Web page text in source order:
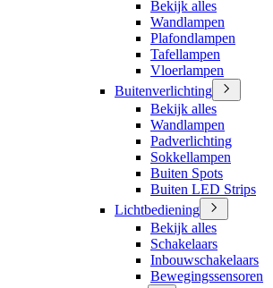
Bekijk alles
Wandlampen
Plafondlampen
Tafellampen
Vloerlampen
Buitenverlichting
Bekijk alles
Wandlampen
Padverlichting
Sokkellampen
Buiten Spots
Buiten LED Strips
Lichtbediening
Bekijk alles
Schakelaars
Inbouwschakelaars
Bewegingssensoren